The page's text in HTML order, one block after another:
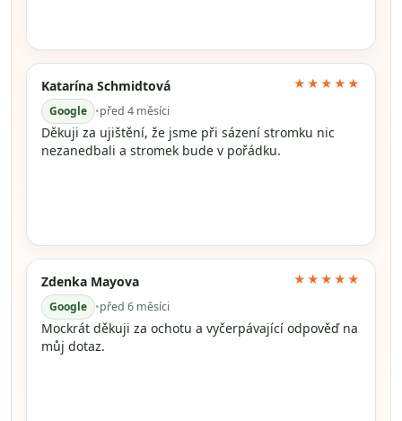
Katarína Schmidtová
Google •před 4 měsíci
★★★★★
Děkuji za ujištění, že jsme při sázení stromku nic
nezanedbali a stromek bude v pořádku.
Zdenka Mayova
Google •před 6 měsíci
★★★★★
Mockrát děkuji za ochotu a vyčerpávající odpověď na
můj dotaz.